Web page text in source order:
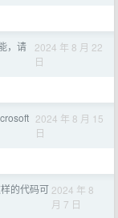
，请
2024 年 8 月 22
日
2024 年 8 月 15
日
的代码可 2024 年 8
月 7 日